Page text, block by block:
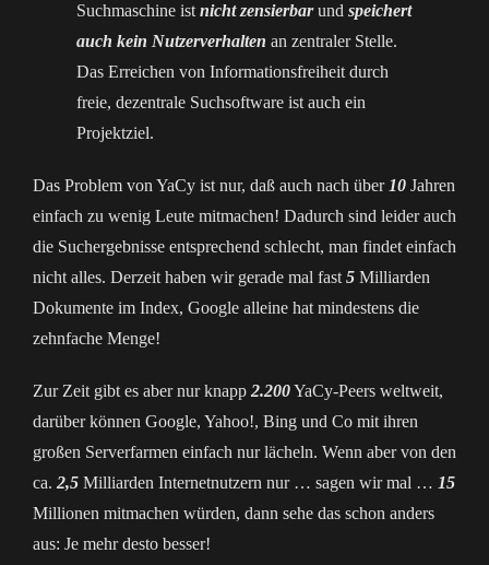
Suchmaschine ist nicht zensierbarund speichert
auch kein Nutzerverhalten an zentraler Stelle.
Das Erreichen von Informationsfreiheit durch
freie, dezentrale Suchsoftware ist auch ein
Projektziel.
Das Problem von YaCy ist nur, daß auch nach über 10 Jahren
einfach zu wenig Leute mitmachen! Dadurch sind leider auch
die Suchergebnisse entsprechend schlecht, man findet einfach
nicht alles. Derzeit haben wir gerade mal fast 5 Milliarden
Dokumente im Index, Google alleine hat mindestens die
zehnfache Menge!
Zur Zeit gibt es aber nur knapp 2.200YaCy-Peers weltweit,
darüber können Google, Yahoo!, Bing und Co mit ihren
großen Serverfarmen einfach nur lächeln. Wenn aber von den
ca. 2,5 Milliarden Internetnutzern nur … sagen wir mal … 15
Millionen mitmachen würden, dann sehe das schon anders
aus: Je mehr desto besser!